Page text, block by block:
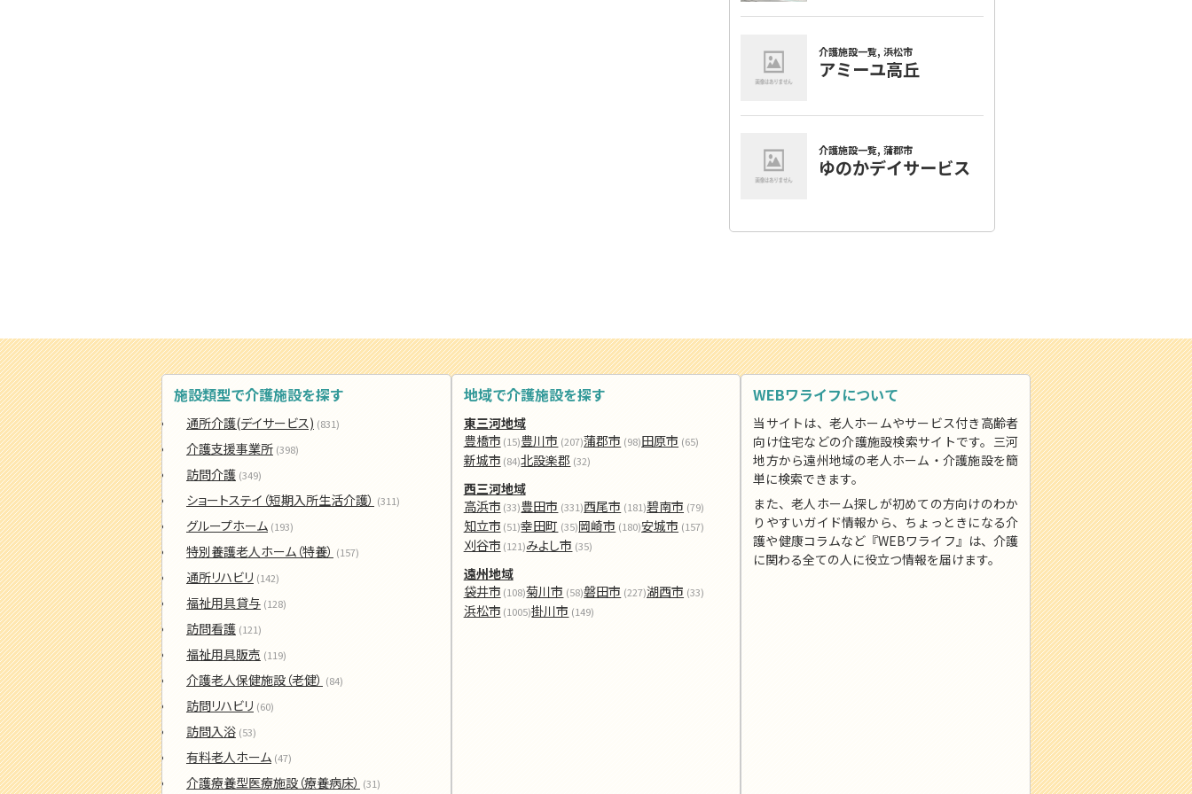
施設類型で介護施設を探す
通所介護(デイサービス) (831)
介護支援事業所 (398)
訪問介護 (349)
ショートステイ（短期入所生活介護） (311)
グループホーム (193)
特別養護老人ホーム（特養） (157)
通所リハビリ (142)
福祉用具貸与 (128)
訪問看護 (121)
福祉用具販売 (119)
介護老人保健施設（老健） (84)
訪問リハビリ (60)
訪問入浴 (53)
有料老人ホーム (47)
介護療養型医療施設（療養病床） (31)
地域で介護施設を探す
東三河地域
豊橋市 (15)豊川市 (207)蒲郡市 (98)田原市 (65)
新城市 (84)北設楽郡 (32)
西三河地域
高浜市 (33)豊田市 (331)西尾市 (181)碧南市 (79)
知立市 (51)幸田町 (35)岡崎市 (180)安城市 (157)
刈谷市 (121)みよし市 (35)
遠州地域
袋井市 (108)菊川市 (58)磐田市 (227)湖西市 (33)
浜松市 (1005)掛川市 (149)
WEBワライフについて
当サイトは、老人ホームやサービス付き高齢者
向け住宅などの介護施設検索サイトです。三河
地方から遠州地域の老人ホーム・介護施設を簡
単に検索できます。
また、老人ホーム探しが初めての方向けのわか
りやすいガイド情報から、ちょっときになる介
護や健康コラムなど『WEBワライフ』は、介護
に関わる全ての人に役立つ情報を届けます。